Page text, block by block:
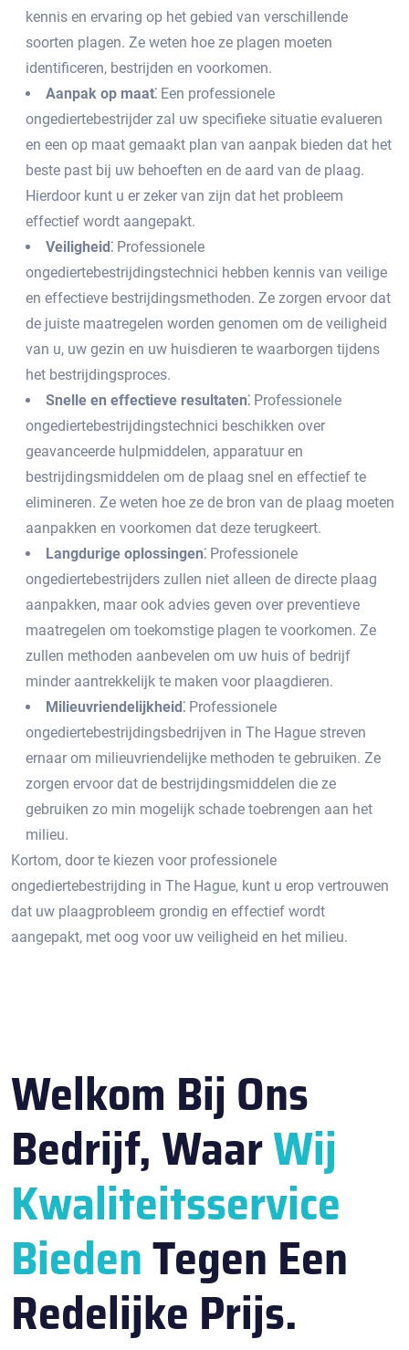
kennis en ervaring op het gebied van verschillende
soorten plagen.​ Ze weten hoe ze plagen moeten
identificeren, bestrijden en voorkomen.​
Aanpak op maat⁚ Een professionele
ongediertebestrijder zal uw specifieke situatie evalueren
en een op maat gemaakt plan van aanpak bieden dat het
beste past bij uw behoeften en de aard van de plaag.​
Hierdoor kunt u er zeker van zijn dat het probleem
effectief wordt aangepakt.
Veiligheid⁚ Professionele
ongediertebestrijdingstechnici hebben kennis van veilige
en effectieve bestrijdingsmethoden. Ze zorgen ervoor dat
de juiste maatregelen worden genomen om de veiligheid
van u, uw gezin en uw huisdieren te waarborgen tijdens
het bestrijdingsproces.​
Snelle en effectieve resultaten⁚ Professionele
ongediertebestrijdingstechnici beschikken over
geavanceerde hulpmiddelen, apparatuur en
bestrijdingsmiddelen om de plaag snel en effectief te
elimineren. Ze weten hoe ze de bron van de plaag moeten
aanpakken en voorkomen dat deze terugkeert.​
Langdurige oplossingen⁚ Professionele
ongediertebestrijders zullen niet alleen de directe plaag
aanpakken, maar ook advies geven over preventieve
maatregelen om toekomstige plagen te voorkomen.​ Ze
zullen methoden aanbevelen om uw huis of bedrijf
minder aantrekkelijk te maken voor plaagdieren.
Milieuvriendelijkheid⁚ Professionele
ongediertebestrijdingsbedrijven in The Hague streven
ernaar om milieuvriendelijke methoden te gebruiken.​ Ze
zorgen ervoor dat de bestrijdingsmiddelen die ze
gebruiken zo min mogelijk schade toebrengen aan het
milieu.​
Kortom, door te kiezen voor professionele
ongediertebestrijding in The Hague, kunt u erop vertrouwen
dat uw plaagprobleem grondig en effectief wordt
aangepakt, met oog voor uw veiligheid en het milieu.
Welkom Bij Ons
Bedrijf, WaarWij
Kwaliteitsservice
BiedenTegen Een
Redelijke Prijs.